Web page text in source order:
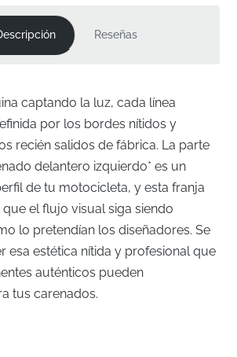
Reseñas
captando la luz, cada línea
por los bordes nítidos y
recién salidos de fábrica. La parte
delantero izquierdo* es un
de tu motocicleta, y esta franja
el flujo visual siga siendo
lo pretendían los diseñadores. Se
esa estética nítida y profesional que
auténticos pueden
tus carenados.